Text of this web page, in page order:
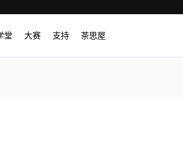
堂 大赛 支持 茶思屋